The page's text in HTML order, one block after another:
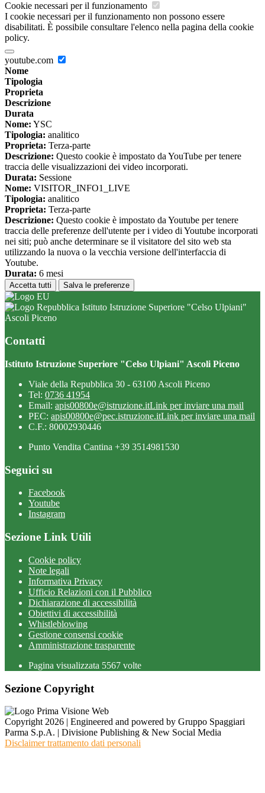
Cookie necessari per il funzionamento
I cookie necessari per il funzionamento non possono essere
disabilitati. È possibile consultare l'elenco nella pagina della cookie
policy.
youtube.com
Nome
Tipologia
Proprieta
Descrizione
Durata
Nome: YSC
Tipologia: analitico
Proprieta: Terza-parte
Descrizione: Questo cookie è impostato da YouTube per tenere
traccia delle visualizzazioni dei video incorporati.
Durata: Sessione
Nome: VISITOR_INFO1_LIVE
Tipologia: analitico
Proprieta: Terza-parte
Descrizione: Questo cookie è impostato da Youtube per tenere
traccia delle preferenze dell'utente per i video di Youtube incorporati
nei siti; può anche determinare se il visitatore del sito web sta
utilizzando la nuova o la vecchia versione dell'interfaccia di
Youtube.
Durata: 6 mesi
Accetta tutti Salva le preferenze
Istituto Istruzione Superiore "Celso Ulpiani"
Ascoli Piceno
Contatti
Istituto Istruzione Superiore "Celso Ulpiani" Ascoli Piceno
Viale della Repubblica 30 - 63100 Ascoli Piceno
Tel: 0736 41954
Email: apis00800e@istruzione.itLink per inviare una mail
PEC: apis00800e@pec.istruzione.itLink per inviare una mail
C.F.: 80002930446
Punto Vendita Cantina +39 3514981530
Seguici su
Facebook
Youtube
Instagram
Sezione Link Utili
Cookie policy
Note legali
Informativa Privacy
Ufficio Relazioni con il Pubblico
Dichiarazione di accessibilità
Obiettivi di accessibilità
Whistleblowing
Gestione consensi cookie
Amministrazione trasparente
Pagina visualizzata 5567 volte
Sezione Copyright
Copyright 2026 | Engineered and powered by Gruppo Spaggiari
Parma S.p.A. | Divisione Publishing & New Social Media
Disclaimer trattamento dati personali